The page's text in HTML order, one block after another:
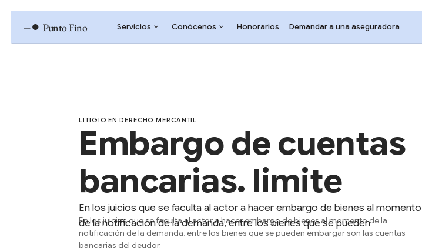
–● Punto Fino Servicios Conócenos Honorarios Demandar a una aseguradora
LITIGIO EN DERECHO MERCANTIL
Embargo de cuentas
bancarias. limite
En los juicios que se faculta al actor a hacer embargo de bienes al momento
de la notificación de la demanda, entre los bienes que se pueden
En los juicios que se faculta al actor a hacer embargo de bienes al momento de la
notificación de la demanda, entre los bienes que se pueden embargar son las cuentas
bancarias del deudor.